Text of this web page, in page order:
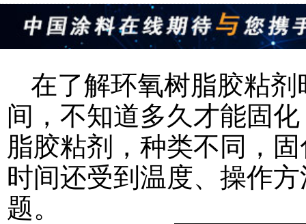
在了解环氧树脂胶粘
间，不知道多久才能固
脂胶粘剂，种类不同，
时间还受到温度、操作
题。